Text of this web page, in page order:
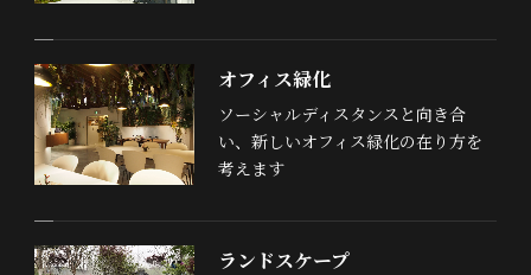
オフィス緑化
ソーシャルディスタンスと向き合
い、新しいオフィス緑化の在り方を
考えます
ランドスケープ